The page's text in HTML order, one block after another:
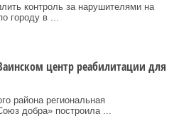
контроль за нарушителями на
городу в ...
центр реабилитации для
района региональная
добра» построила ...